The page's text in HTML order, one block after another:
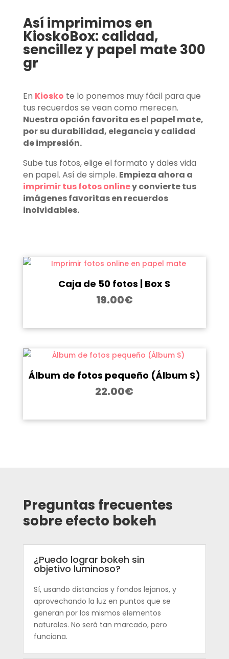
Así imprimimos en
KioskoBox: calidad,
sencillez y papel mate 300
gr
En Kiosko te lo ponemos muy fácil para que
tus recuerdos se vean como merecen.
Nuestra opción favorita es el papel mate,
por su durabilidad, elegancia y calidad
de impresión.
Sube tus fotos, elige el formato y dales vida
en papel. Así de simple. Empieza ahora a
imprimir tus fotos onliney convierte tus
imágenes favoritas en recuerdos
inolvidables.
Caja de 50 fotos | Box S
19.00€
Álbum de fotos pequeño (Álbum S)
22.00€
Preguntas frecuentes
sobre efecto bokeh
¿Puedo lograr bokeh sin
objetivo luminoso?
Sí, usando distancias y fondos lejanos, y
aprovechando la luz en puntos que se
generan por los mismos elementos
naturales. No será tan marcado, pero
funciona.